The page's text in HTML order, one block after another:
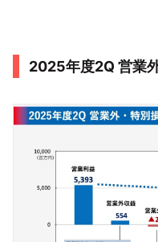
2025年度2Q 営業